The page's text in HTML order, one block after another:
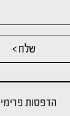
הדפסות
שלח >